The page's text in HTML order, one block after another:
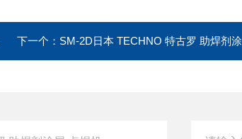
下一个： SM-2D日本 TECHNO 特古罗 助焊剂涂层 点焊机